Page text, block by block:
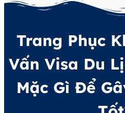
Trang Phục
Vấn Visa Du
Mặc Gì Để